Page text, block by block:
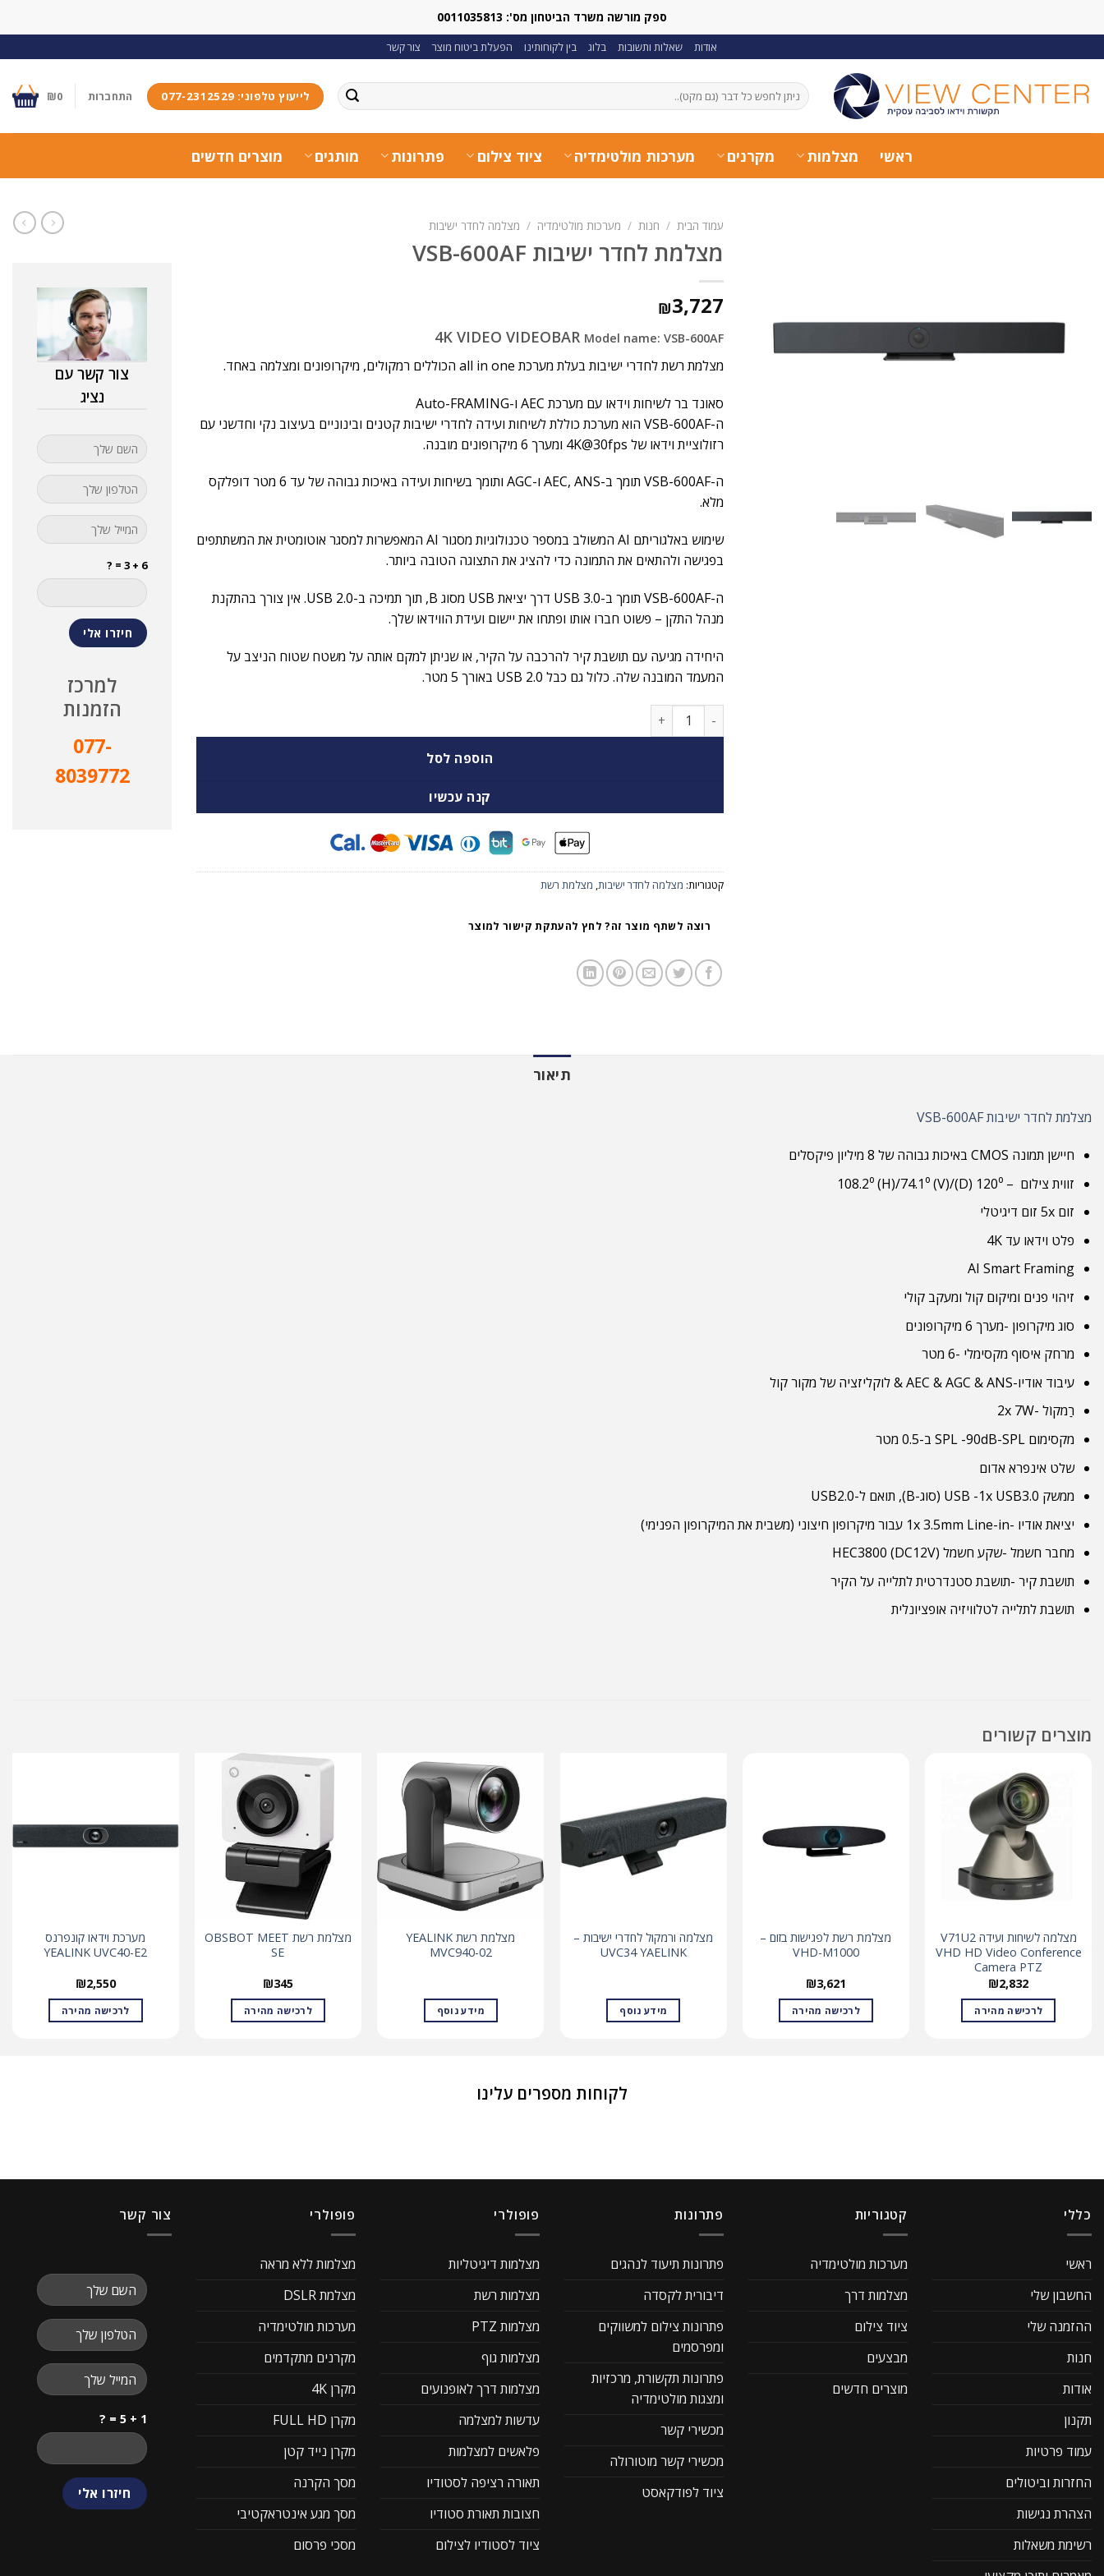
ספק מורשה משרד הביטחון מס': 0011035813
אודות שאלות ותשובות בלוג בין לקוחותינו הפעלת ביטוח מוצר צור קשר
חיפוש
עבור:
לייעוץ טלפוני: 077-2312529 התחברות ₪0
ראשי מצלמות מקרנים מערכות מולטימדיה ציוד צילום פתרונות מותגים מוצרים חדשים
עמוד הבית / חנות / מערכות מולטימדיה / מצלמה לחדר ישיבות
מצלמת לחדר ישיבות VSB-600AF
₪3,727
4K VIDEO VIDEOBAR Model name: VSB-600AF
מצלמת רשת לחדרי ישיבות בעלת מערכת all in one הכוללים רמקולים, מיקרופונים ומצלמה באחד.
סאונד בר לשיחות וידאו עם מערכת AEC ו-Auto-FRAMING
ה-VSB-600AF הוא מערכת כוללת לשיחות ועידה לחדרי ישיבות קטנים ובינוניים בעיצוב נקי וחדשני עם
רזולוציית וידאו של 4K@30fps ומערך 6 מיקרופונים מובנה.
ה-VSB-600AF תומך ב-AEC, ANS ו-AGC ותומך בשיחות ועידה באיכות גבוהה של עד 6 מטר דופלקס
מלא.
שימוש באלגוריתם AI המשולב במספר טכנולוגיות מסגור AI המאפשרות למסגר אוטומטית את המשתתפים
בפגישה ולהתאים את התמונה כדי להציג את התצוגה הטובה ביותר.
ה-VSB-600AF תומך ב-USB 3.0 דרך יציאת USB מסוג B, תוך תמיכה ב-USB 2.0. אין צורך בהתקנת
מנהל התקן – פשוט חברו אותו ופתחו את יישום ועידת הווידאו שלך.
היחידה מגיעה עם תושבת קיר להרכבה על הקיר, או שניתן למקם אותה על משטח שטוח הניצב על
המעמד המובנה שלה. כלול גם כבל USB 2.0 באורך 5 מטר.
כמות של מצלמת לחדר ישיבות VSB-600AF
הוספה לסל
קנה עכשיו
קטגוריות: מצלמה לחדר ישיבות, מצלמת רשת
רוצה לשתף מוצר זה? לחץ להעתקת קישור למוצר
צור קשר עם
נציג
6 + 3 = ?
למרכז
הזמנות
077-
8039772
תיאור
מצלמת לחדר ישיבות VSB-600AF
חיישן תמונה CMOS באיכות גבוהה של 8 מיליון פיקסלים
זווית צילום – 120⁰ (D)/108.2⁰ (H)/74.1⁰ (V)
זום 5x זום דיגיטלי
פלט וידאו עד 4K
AI Smart Framing
זיהוי פנים ומיקום קול ומעקב קולי
סוג מיקרופון -מערך 6 מיקרופונים
מרחק איסוף מקסימלי -6 מטר
עיבוד אודיו-AEC & AGC & ANS & לוקליזציה של מקור קול
רַמקוֹל -2x 7W
מקסימום SPL -90dB-SPL ב-0.5 מטר
שלט אינפרא אדום
ממשק USB -1x USB3.0 (סוג-B), תואם ל-USB2.0
יציאת אודיו -1x 3.5mm Line-in עבור מיקרופון חיצוני (משבית את המיקרופון הפנימי)
מחבר חשמל -שקע חשמל HEC3800 (DC12V)
תושבת קיר -תושבת סטנדרטית לתלייה על הקיר
תושבת לתלייה לטלוויזיה אופציונלית
מוצרים קשורים
מצלמה לשיחות ועידה V71U2
VHD HD Video Conference
Camera PTZ
₪2,832
לרכישה מהירה
מצלמת רשת לפגישות בזום –
VHD-M1000
₪3,621
לרכישה מהירה
מצלמה ורמקול לחדרי ישיבות –
UVC34 YAELINK
מידע נוסף
מצלמת רשת YEALINK
MVC940-02
מידע נוסף
מצלמת רשת OBSBOT MEET
SE
₪345
לרכישה מהירה
מערכת וידאו קונפרנס
YEALINK UVC40-E2
₪2,550
לרכישה מהירה
לקוחות מספרים עלינו
כללי
ראשי
החשבון שלי
ההזמנה שלי
חנות
אודות
תקנון
עמוד פרטיות
החזרות וביטולים
הצהרת נגישות
רשימת משאלות
קטגוריות
מערכות מולטימדיה
מצלמות דרך
ציוד צילום
מבצעים
מוצרים חדשים
פתרונות
פתרונות תיעוד לנהגים
דיבורית לקסדה
פתרונות צילום למשווקים
ומפרסמים
פתרונות תקשורת, מרכזיות
ומצגות מולטימדיה
מכשירי קשר
מכשירי קשר מוטורולה
ציוד לפודקאסט
פופולרי
מצלמות דיגיטליות
מצלמות רשת
מצלמות PTZ
מצלמות גוף
מצלמות דרך לאופנועים
עדשות למצלמה
פלאשים למצלמות
תאורה רציפה לסטודיו
חצובות תאורת סטודיו
ציוד לסטודיו לצילום
פופולרי
מצלמות ללא מראה
מצלמת DSLR
מערכות מולטימדיה
מקרנים מתקדמים
מקרן 4K
מקרן FULL HD
מקרן נייד קטן
מסך הקרנה
מסך מגע אינטראקטיבי
מסכי פרסום
צור קשר
1 + 5 = ?